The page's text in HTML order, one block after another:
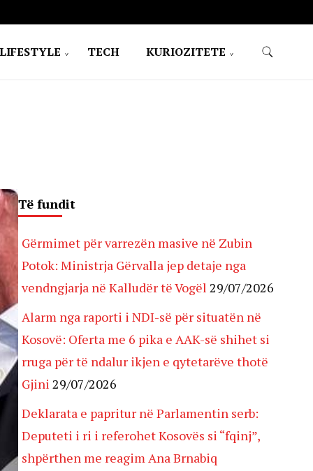
LIFESTYLE TECH KURIOZITETE
Të fundit
Gërmimet për varrezën masive në Zubin
Potok: Ministrja Gërvalla jep detaje nga
vendngjarja në Kalludër të Vogël 29/07/2026
Alarm nga raporti i NDI-së për situatën në
Kosovë: Oferta me 6 pika e AAK-së shihet si
rruga për të ndalur ikjen e qytetarëve thotë
Gjini 29/07/2026
Deklarata e papritur në Parlamentin serb:
Deputeti i ri i referohet Kosovës si “fqinj”,
shpërthen me reagim Ana Brnabiq